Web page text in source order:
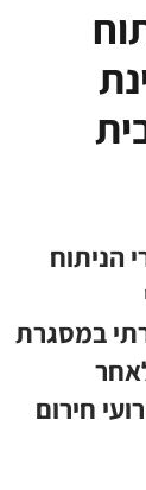
הניתוח
במסגרת
חירום